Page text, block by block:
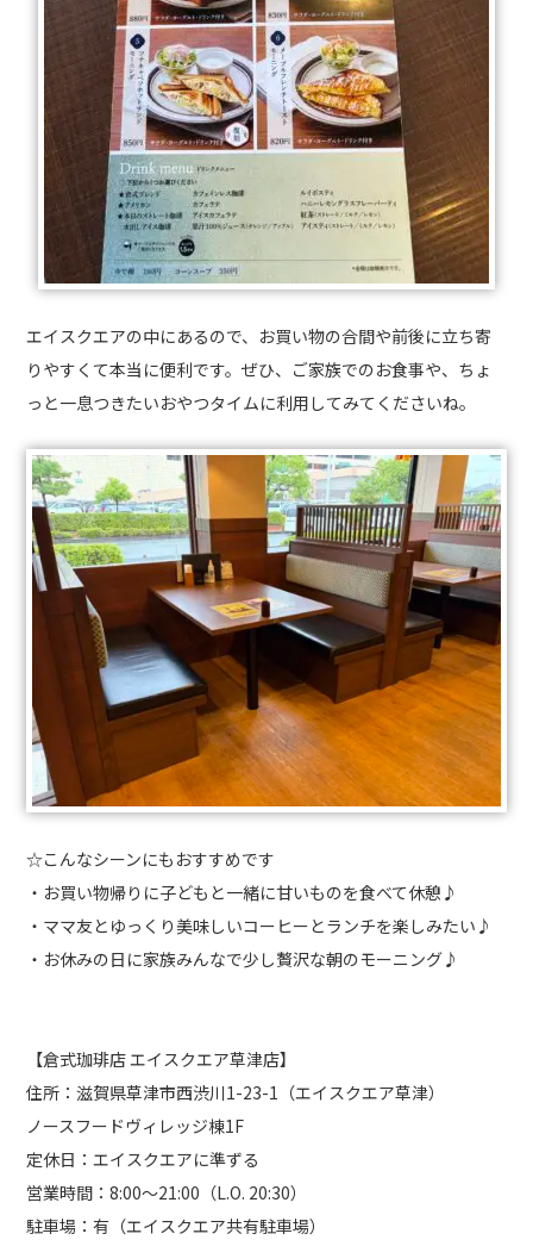
エイスクエアの中にあるので、お買い物の合間や前後に立ち寄
りやすくて本当に便利です。ぜひ、ご家族でのお食事や、ちょ
っと一息つきたいおやつタイムに利用してみてくださいね。
☆こんなシーンにもおすすめです
・お買い物帰りに子どもと一緒に甘いものを食べて休憩♪
・ママ友とゆっくり美味しいコーヒーとランチを楽しみたい♪
・お休みの日に家族みんなで少し贅沢な朝のモーニング♪
【倉式珈琲店 エイスクエア草津店】
住所：滋賀県草津市西渋川1-23-1（エイスクエア草津）
ノースフードヴィレッジ棟1F
定休日：エイスクエアに準ずる
営業時間：8:00～21:00（L.O. 20:30）
駐車場：有（エイスクエア共有駐車場）